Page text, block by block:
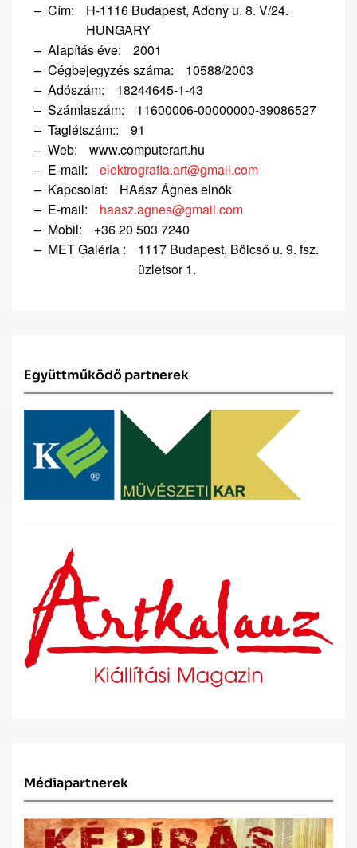
Cím:
H-1116 Budapest, Adony u. 8. V/24.
HUNGARY
Alapítás éve:
2001
Cégbejegyzés száma:
10588/2003
Adószám:
18244645-1-43
Számlaszám:
11600006-00000000-39086527
Taglétszám::
91
Web:
www.computerart.hu
E-mail:
elektrografia.art@gmail.com
Kapcsolat:
HAász Ágnes elnök
E-mail:
haasz.agnes@gmail.com
Mobil:
+36 20 503 7240
MET Galéria :
1117 Budapest, Bölcső u. 9. fsz.
üzletsor 1.
Együttműködő partnerek
Médiapartnerek